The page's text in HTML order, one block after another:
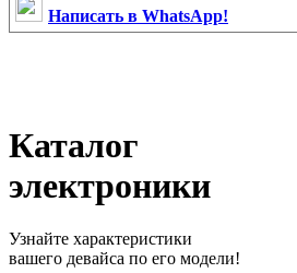
Написать в WhatsApp!
Каталог
электроники
Узнайте характеристики
вашего девайса по его модели!